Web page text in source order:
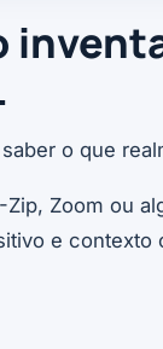
o que
Zoom ou
e